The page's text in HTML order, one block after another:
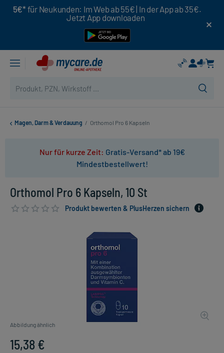
5€* für Neukunden: Im Web ab 55€ | In der App ab 35€.
Jetzt App downloaden
Magen, Darm & Verdauung / Orthomol Pro 6 Kapseln
Nur für kurze Zeit: Gratis-Versand* ab 19€
Mindestbestellwert!
Orthomol Pro 6 Kapseln, 10 St
Produkt bewerten & PlusHerzen sichern
Abbildung ähnlich
15,38 €